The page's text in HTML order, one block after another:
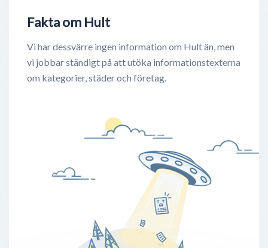
Fakta om Hult
Vi har dessvärre ingen information om Hult än, men
vi jobbar ständigt på att utöka informationstexterna
om kategorier, städer och företag.